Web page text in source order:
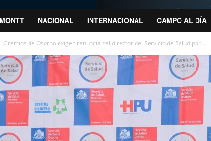
NACIONAL INTERNACIONAL CAMPO AL DÍA
Gremios de Osorno exigen renuncia del director del Servicio de Salud por...